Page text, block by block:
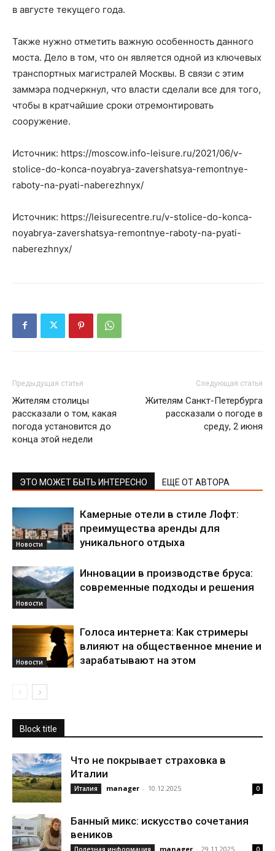
в августе текущего года.
Также нужно отметить важную особенность данного
моста. Дело в том, что он является одной из ключевых
транспортных магистралей Москвы. В связи с этим
заммэра подчеркнул, что власти сделали все для того,
чтобы в кратчайшие сроки отремонтировать
сооружение.
Источник: https://moscow.info-leisure.ru/2021/06/v-
stolice-do-konca-noyabrya-zavershatsya-remontnye-
raboty-na-pyati-naberezhnyx/
Источник: https://leisurecentre.ru/v-stolice-do-konca-
noyabrya-zavershatsya-remontnye-raboty-na-pyati-
naberezhnyx/
Предыдущая статья
Жителям столицы
рассказали о том, какая
погода установится до
конца этой недели
Следующая статья
Жителям Санкт-Петербурга
рассказали о погоде в
среду, 2 июня
ЭТО МОЖЕТ БЫТЬ ИНТЕРЕСНО ЕЩЕ ОТ АВТОРА
Новости
Камерные отели в стиле Лофт:
преимущества аренды для
уникального отдыха
Новости
Инновации в производстве бруса:
современные подходы и решения
Новости
Голоса интернета: Как стримеры
влияют на общественное мнение и
зарабатывают на этом
Block title
Что не покрывает страховка в
Италии
Италия manager - 10.12.2025 0
Банный микс: искусство сочетания
веников
Полезная информация manager - 29.11.2025 0